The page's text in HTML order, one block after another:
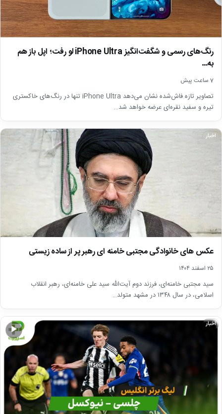
رنگ‌های رسمی و شگفت‌انگیز iPhone Ultra لو رفت؛ اپل باز هم
به…
7 ساعت پیش
تصاویر تازه فاش‌شده نشان می‌دهد iPhone Ultra تنها در رنگ‌های خاکستری
تیره و سفید نقره‌ای عرضه خواهد شد…
اخبار
عکس های خانوادگی مجتبی خامنه ای رهبر پر از ساده زیستی
۲۵ اسفند ۱۴۰۴
سید مجتبی خامنه‌ای، فرزند دوم آیت‌الله سید علی خامنه‌ای، رهبر انقلاب
اسلامی، در سال ۱۳۴۸ در مشهد متولد…
▶
اخبار